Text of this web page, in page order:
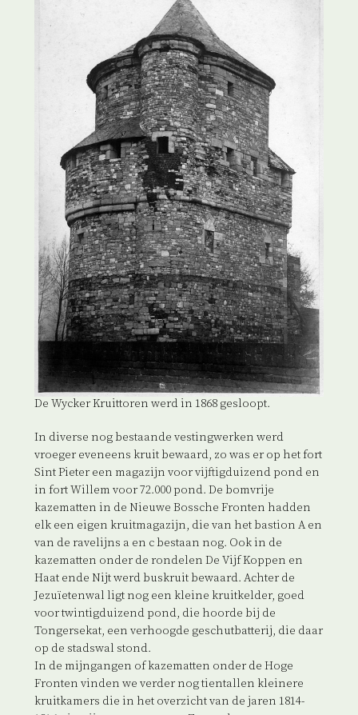
De Wycker Kruittoren werd in 1868 gesloopt.
In diverse nog bestaande vestingwerken werd
vroeger eveneens kruit bewaard, zo was er op het fort
Sint Pieter een magazijn voor vijftigduizend pond en
in fort Willem voor 72.000 pond. De bomvrije
kazematten in de Nieuwe Bossche Fronten hadden
elk een eigen kruitmagazijn, die van het bastion A en
van de ravelijns a en c bestaan nog. Ook in de
kazematten onder de rondelen De Vijf Koppen en
Haat ende Nijt werd buskruit bewaard. Achter de
Jezuïetenwal ligt nog een kleine kruitkelder, goed
voor twintigduizend pond, die hoorde bij de
Tongersekat, een verhoogde geschutbatterij, die daar
op de stadswal stond.
In de mijngangen of kazematten onder de Hoge
Fronten vinden we verder nog tientallen kleinere
kruitkamers die in het overzicht van de jaren 1814-